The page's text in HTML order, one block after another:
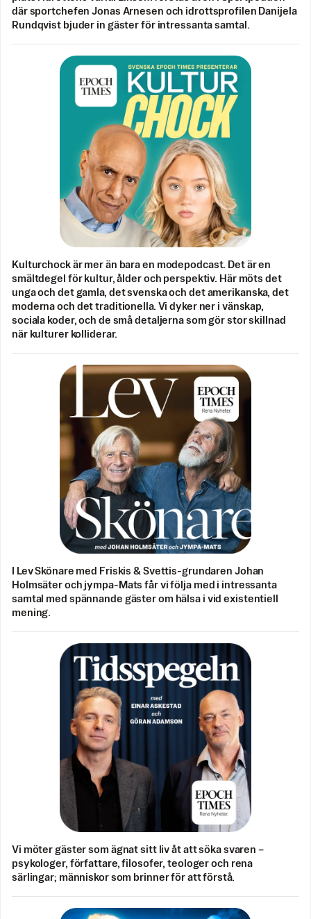
där sportchefen Jonas Arnesen och idrottsprofilen Danijela
Rundqvist bjuder in gäster för intressanta samtal.
Kulturchock är mer än bara en modepodcast. Det är en
smältdegel för kultur, ålder och perspektiv. Här möts det
unga och det gamla, det svenska och det amerikanska, det
moderna och det traditionella. Vi dyker ner i vänskap,
sociala koder, och de små detaljerna som gör stor skillnad
när kulturer kolliderar.
I Lev Skönare med Friskis & Svettis-grundaren Johan
Holmsäter och jympa-Mats får vi följa med i intressanta
samtal med spännande gäster om hälsa i vid existentiell
mening.
Vi möter gäster som ägnat sitt liv åt att söka svaren –
psykologer, författare, filosofer, teologer och rena
särlingar; människor som brinner för att förstå.